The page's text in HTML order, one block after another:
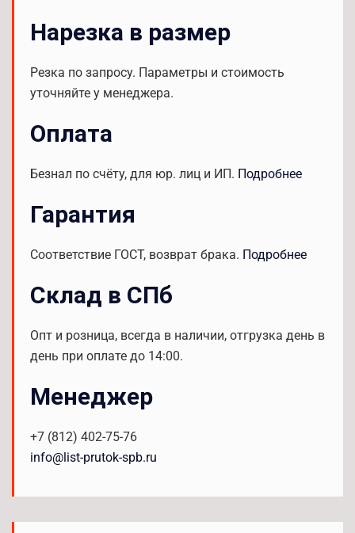
Нарезка в размер
Резка по запросу. Параметры и стоимость
уточняйте у менеджера.
Оплата
Безнал по счёту, для юр. лиц и ИП. Подробнее
Гарантия
Соответствие ГОСТ, возврат брака. Подробнее
Склад в СПб
Опт и розница, всегда в наличии, отгрузка день в
день при оплате до 14:00.
Менеджер
+7 (812) 402-75-76
info@list-prutok-spb.ru